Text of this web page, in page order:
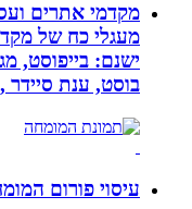
מקדמי אתרים ועסקים
מעגלי כח של מקדמי
ישנם: בייפוסט, מגה
בוסט, ענת סיידר ,
עיסוי פורום המומחים